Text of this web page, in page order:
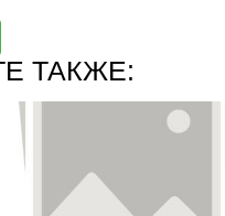
ТАКЖЕ: